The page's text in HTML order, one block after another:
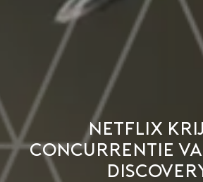
Netflix
concurrentie